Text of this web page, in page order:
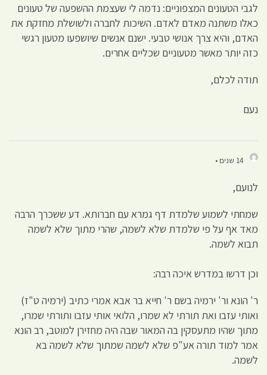
לגבי הטעונים המצפוניים: נדמה לי שעצמת ההשפעה של טעונים
כאלו משתנה מאדם לאדם. השיכות לחברה ולשושלת מחזקת את
האדם, והיא צרך אנושי טבעי. ישנם אנשים שיושפעו מטעון רגשי
כזה יותר מאשר מטעוניים שכליים אחרים.
תודה לכלם,
נעם
14 שנים •
לנועם,
שמחתי לשמוע שלמדת דף גמרא עם חברותא. דע ששכרך הרבה
מאד אף על פי שלמדת שלא לשמה, שהרי מתוך שלא לשמה
תבוא לשמה.
וכן דרשו במדרש איכה רבה:
ר' הונא ור' ירמיה בשם ר' חייא בר אבא אמרי כתיב (ירמיה ט"ז)
ואותי עזבו ואת תורתי לא שמרו, הלואי אותי עזבו ותורתי שמרו,
מתוך שהיו מתעסקין בה המאור שבה היה מחזירן למוטב, רב הונא
אמר למוד תורה אע"פ שלא לשמה שמתוך שלא לשמה בא
לשמה.